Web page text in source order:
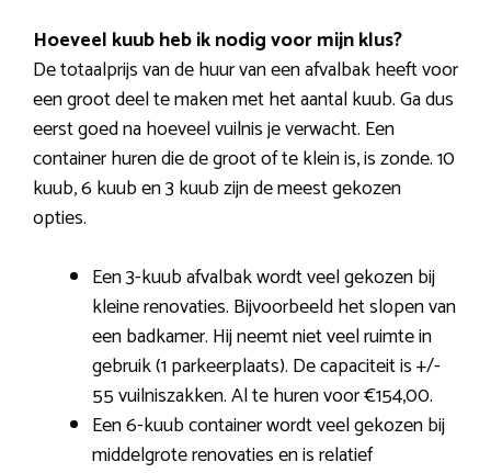
Hoeveel kuub heb ik nodig voor mijn klus?
De totaalprijs van de huur van een afvalbak heeft voor
een groot deel te maken met het aantal kuub. Ga dus
eerst goed na hoeveel vuilnis je verwacht. Een
container huren die de groot of te klein is, is zonde. 10
kuub, 6 kuub en 3 kuub zijn de meest gekozen
opties.
Een 3-kuub afvalbak wordt veel gekozen bij
kleine renovaties. Bijvoorbeeld het slopen van
een badkamer. Hij neemt niet veel ruimte in
gebruik (1 parkeerplaats). De capaciteit is +/-
55 vuilniszakken. Al te huren voor €154,00.
Een 6-kuub container wordt veel gekozen bij
middelgrote renovaties en is relatief